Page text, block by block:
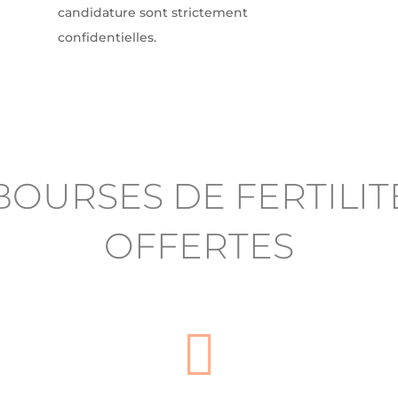
candidature sont strictement
confidentielles.
DE
OFFERTES
